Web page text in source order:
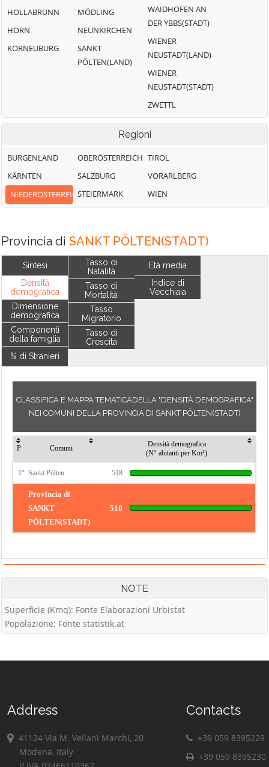
HOLLABRUNN
HORN
KORNEUBURG
MÖDLING
NEUNKIRCHEN
SANKT
PÖLTEN(LAND)
WAIDHOFEN AN
DER YBBS(STADT)
WIENER
NEUSTADT(LAND)
WIENER
NEUSTADT(STADT)
ZWETTL
Regioni
BURGENLAND
KÄRNTEN
NIEDERÖSTERREICH
OBERÖSTERREICH
SALZBURG
STEIERMARK
TIROL
VORARLBERG
WIEN
Provincia di SANKT PÖLTEN(STADT)
Sintesi
Densità
demografica
Dimensione
demografica
Componenti
della famiglia
% di Stranieri
Tasso di
Natalità
Tasso di
Mortalità
Tasso
Migratorio
Tasso di
Crescita
Età media
Indice di
Vecchiaia
CLASSIFICA E MAPPA TEMATICADELLA "DENSITÀ DEMOGRAFICA"
NEI COMUNI DELLA PROVINCIA DI SANKT PÖLTEN(STADT)
P Comuni
Densità demografica
(N° abitanti per Km²)
1° Sankt Pölten 518
Provincia di
SANKT
PÖLTEN(STADT)
518
NOTE
Superficie (Kmq): Fonte Elaborazioni Urbistat
Popolazione: Fonte statistik.at
Address
41124 Via M. Vellani Marchi, 20
Modena, Italy
Contacts
+39 059 8395229
+39 059 8395230